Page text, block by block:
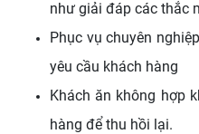
như giải đáp các thắc
Phục vụ chuyên
yêu cầu khách hàng
Khách ăn không hợp
hàng để thu hồi lại.